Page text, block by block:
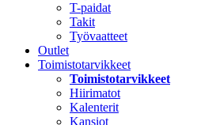
T-paidat
Takit
Työvaatteet
Outlet
Toimistotarvikkeet
Toimistotarvikkeet
Hiirimatot
Kalenterit
Kansiot